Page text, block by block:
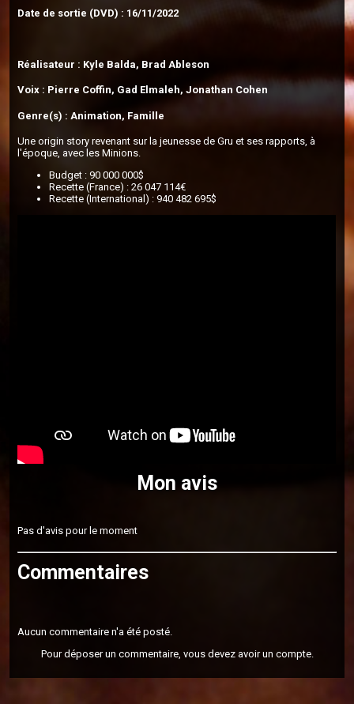
Date de sortie (DVD) : 16/11/2022
Réalisateur : Kyle Balda, Brad Ableson
Voix : Pierre Coffin, Gad Elmaleh, Jonathan Cohen
Genre(s) : Animation, Famille
Une origin story revenant sur la jeunesse de Gru et ses rapports, à
l'époque, avec les Minions.
Budget : 90 000 000$
Recette (France) : 26 047 114€
Recette (International) : 940 482 695$
Mon avis
Pas d'avis pour le moment
Commentaires
Aucun commentaire n'a été posté.
Pour déposer un commentaire, vous devez avoir un compte.